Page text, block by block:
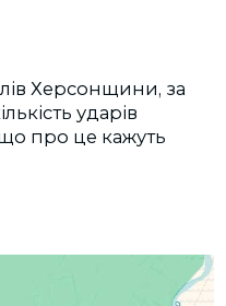
Херсонщини, за
ударів
про це кажуть